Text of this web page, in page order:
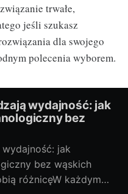
trwałe,
jeśli szukasz
dla swojego
polecenia wyborem.
wydajność: jak
bez
jak
bez wąskich
różnicęW każdym